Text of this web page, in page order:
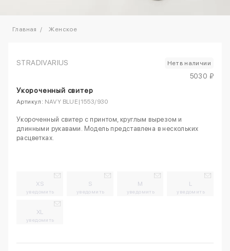
Главная Женское
STRADIVARIUS Нет в наличии
5030 ₽
Укороченный свитер
Артикул: NAVY BLUE|1553/930
Укороченный свитер с принтом, круглым вырезом и
длинными рукавами. Модель представлена в нескольких
расцветках.
XS
уведомить
S
уведомить
M
уведомить
L
уведомить
XL
уведомить